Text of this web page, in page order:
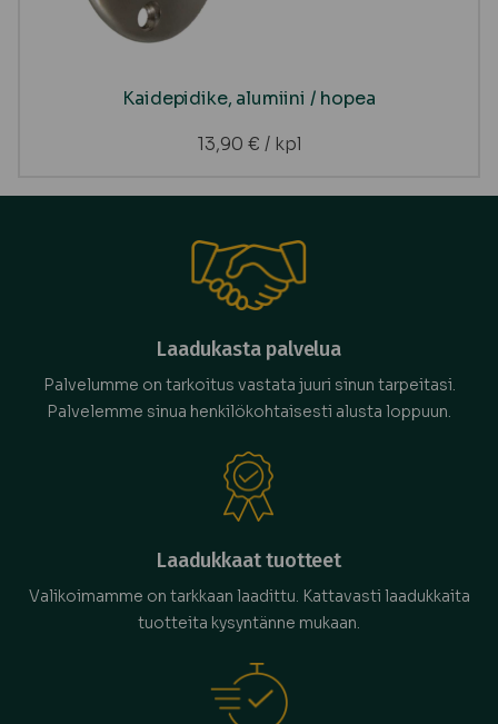
Kaidepidike, alumiini / hopea
13,90 € / kpl
Laadukasta palvelua
Palvelumme on tarkoitus vastata juuri sinun tarpeitasi.
Palvelemme sinua henkilökohtaisesti alusta loppuun.
Laadukkaat tuotteet
Valikoimamme on tarkkaan laadittu. Kattavasti laadukkaita
tuotteita kysyntänne mukaan.